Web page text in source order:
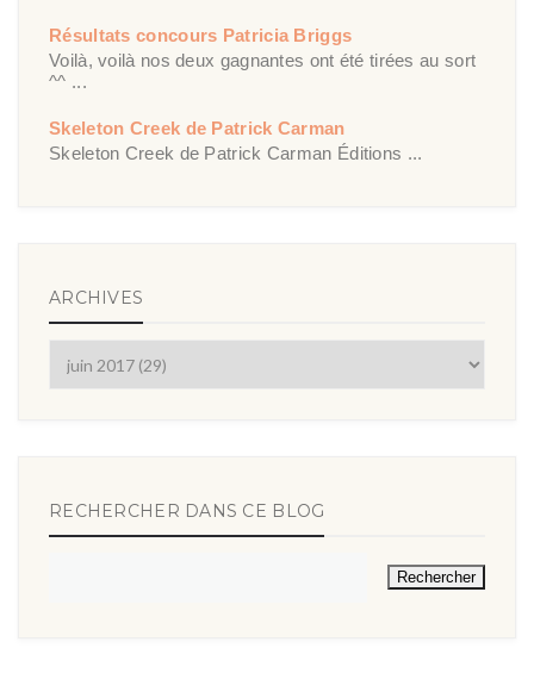
Résultats concours Patricia Briggs
Voilà, voilà nos deux gagnantes ont été tirées au sort
^^ ...
Skeleton Creek de Patrick Carman
Skeleton Creek de Patrick Carman Éditions ...
ARCHIVES
RECHERCHER DANS CE BLOG